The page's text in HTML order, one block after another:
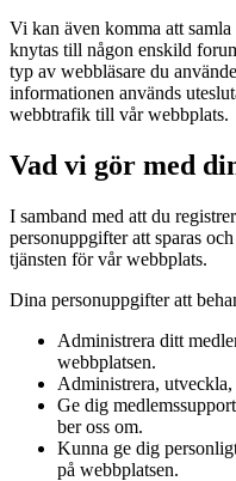
Vi kan även komma att
knytas till någon enskild
typ av webbläsare du
informationen används
webbtrafik till vår webbplats.
Vad vi gör med
I samband med att du
personuppgifter att sparas
tjänsten för vår webbplats.
Dina personuppgifter att
Administrera ditt
webbplatsen.
Administrera, utveckla,
Ge dig
ber oss om.
Kunna ge dig
på webbplatsen.